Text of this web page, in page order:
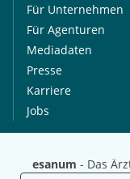
esanum - Das
Für Unternehmen
Für Agenturen
Mediadaten
Presse
Karriere
Jobs
esanum.it